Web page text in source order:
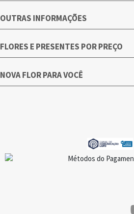
OUTRAS INFORMAÇÕES
FLORES E PRESENTES POR PREÇO
NOVA FLOR PARA VOCÊ